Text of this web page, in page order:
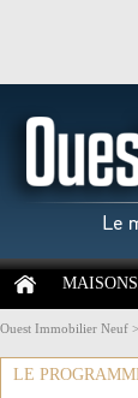
MAISONS
Ouest Immobilier Neuf >
LE